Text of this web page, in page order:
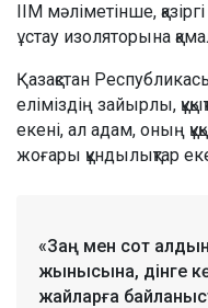
ІІМ мәліметінше,
ұстау изоляторына
Қазақстан
еліміздің зайырлы,
екені, ал адам, оның
жоғары құндылықтар
«Заң мен сот
жынысына, дінге
жайларға